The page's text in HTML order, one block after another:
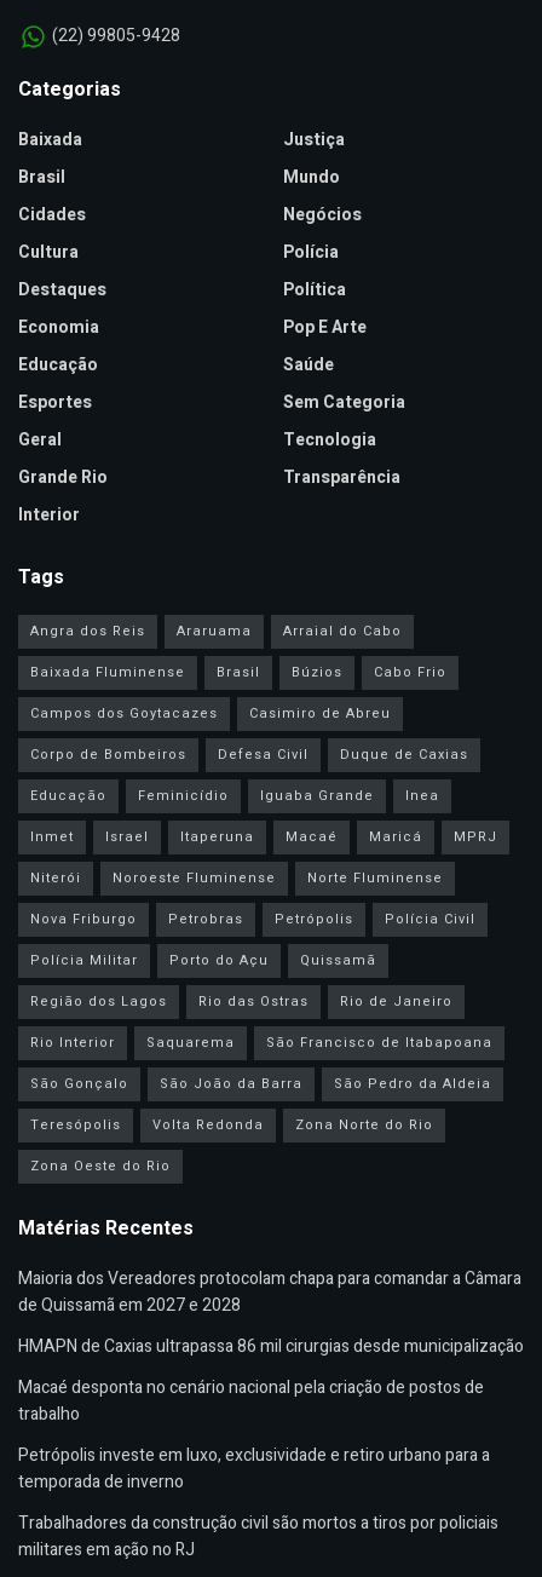
(22) 99805-9428
Categorias
Baixada
Brasil
Cidades
Cultura
Destaques
Economia
Educação
Esportes
Geral
Grande Rio
Interior
Justiça
Mundo
Negócios
Polícia
Política
Pop E Arte
Saúde
Sem Categoria
Tecnologia
Transparência
Tags
Angra dos Reis Araruama
Arraial do Cabo
Baixada Fluminense
Brasil Búzios
Cabo Frio
Campos dos Goytacazes
Casimiro de Abreu
Corpo de Bombeiros
Defesa Civil
Duque de Caxias
Educação
Feminicídio Iguaba Grande
Inea
Inmet
Israel Itaperuna Macaé Maricá
MPRJ
Niterói
Noroeste Fluminense
Norte Fluminense
Nova Friburgo
Petrobras Petrópolis
Polícia Civil
Polícia Militar
Porto do Açu
Quissamã
Região dos Lagos
Rio das Ostras
Rio de Janeiro
Rio Interior
Saquarema
São Francisco de Itabapoana
São Gonçalo
São João da Barra
São Pedro da Aldeia
Teresópolis
Volta Redonda
Zona Norte do Rio
Zona Oeste do Rio
Matérias Recentes
Maioria dos Vereadores protocolam chapa para comandar a Câmara
de Quissamã em 2027 e 2028
HMAPN de Caxias ultrapassa 86 mil cirurgias desde municipalização
Macaé desponta no cenário nacional pela criação de postos de
trabalho
Petrópolis investe em luxo, exclusividade e retiro urbano para a
temporada de inverno
Trabalhadores da construção civil são mortos a tiros por policiais
militares em ação no RJ